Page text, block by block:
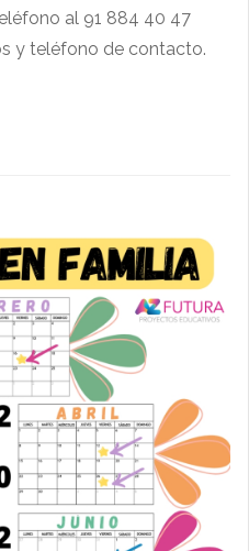
al 91 884 40 47
y teléfono de contacto.